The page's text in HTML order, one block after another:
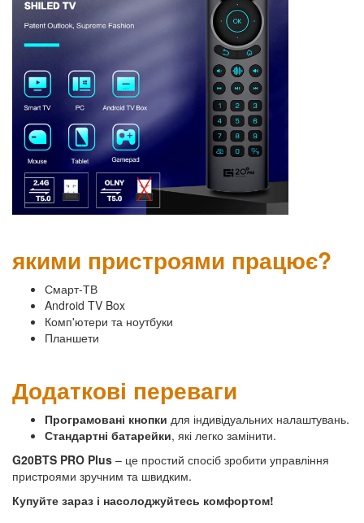
якими пристроями працює?
Смарт-ТВ
Android TV Box
Комп'ютери та ноутбуки
Планшети
Додаткові переваги
Програмовані кнопки для індивідуальних налаштувань.
Стандартні батарейки, які легко замінити.
G20BTS PRO Plus – це простий спосіб зробити управління
пристроями зручним та швидким.
Купуйте зараз і насолоджуйтесь комфортом!